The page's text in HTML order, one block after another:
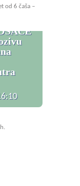
od 6 čaša –